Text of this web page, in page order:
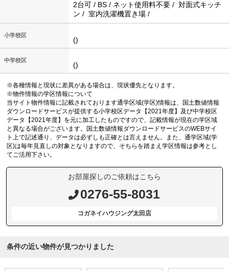
2台可 / BS / ネット使用料不要 / 対面式キッチ
ン / 室内洗濯機置き場 /
小学校区
()
中学校区
()
※各種情報と現状に差異がある場合は、現状優先となります。
※物件情報の学区情報について
当サイト物件情報に記載されております通学区域(学区)情報は、国土数値情報
ダウンロードサービスが提供する小学校区データ【2021年度】及び中学校区
データ【2021年度】を元に加工したものですので、記載情報が現在の学区域
と異なる場合がございます。国土数値情報ダウンロードサービスのWEBサイ
ト上で記述通り、データは必ずしも正確とは言えません。また、通学区域(学
区)は毎年見直しの対象となりますので、そちらを踏まえ学区情報は参考とし
てご活用下さい。
お部屋探しのご依頼はこちら
0276-55-8031
コガネイハウジング太田店
条件の近い物件が見つかりました